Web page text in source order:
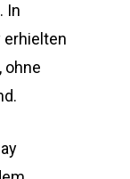
In
erhielten
ohne